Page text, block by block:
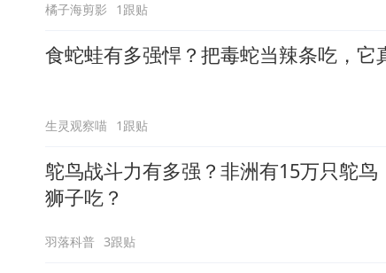
橘子海剪影 1跟贴
食蛇蛙有多强悍？把毒蛇当辣条吃，它
生灵观察喵 1跟贴
鸵鸟战斗力有多强？非洲有15万只鸵鸟
狮子吃？
羽落科普 3跟贴